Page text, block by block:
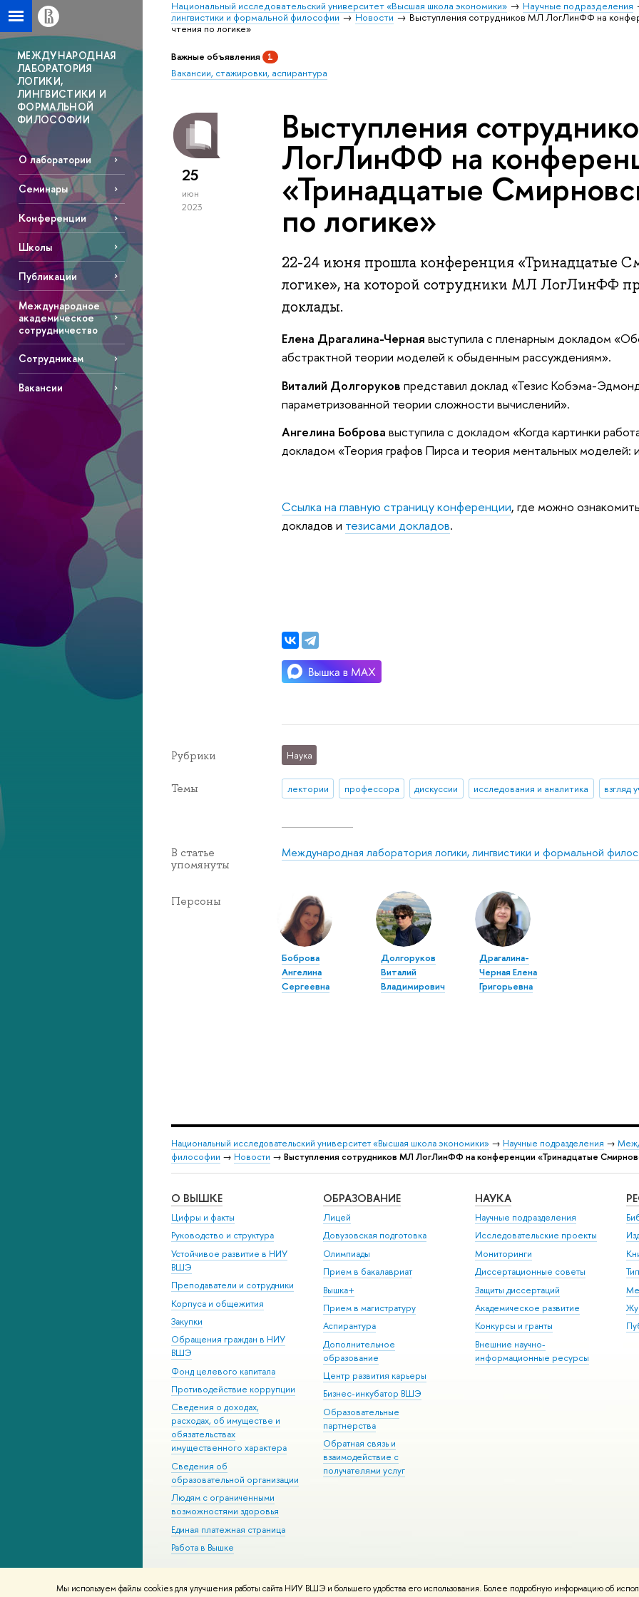
Мы используем файлы cookies для улучшения работы сайта НИУ ВШЭ и большего удобства его использования. Более подробную информацию об
Национальный исследовательский университет «Высшая школа экономики» Научные подразделения
лингвистики и формальной философии
Новости
Выступления сотрудников МЛ ЛогЛинФФ на
чтения по логике»
МЕЖДУНАРОДНАЯ
ЛАБОРАТОРИЯ
ЛОГИКИ,
ЛИНГВИСТИКИ И
ФОРМАЛЬНОЙ
ФИЛОСОФИИ
О лаборатории
Семинары
Конференции
Школы
Публикации
Международное
академическое
сотрудничество
Сотрудникам
Вакансии
Важные объявления 1
Вакансии, стажировки, аспирантура
25
июн
2023
Выступления
ЛогЛинФФ на
«Тринадцатые
по логике»
22-24 июня прошла конференция «Тринадцатые
логике», на которой сотрудники МЛ ЛогЛинФФ
доклады.
Елена Драгалина-Черная выступила с пленарным докладом
абстрактной теории моделей к обыденным рассуждениям».
Виталий Долгоруков представил доклад «Тезис Кобэма-
параметризованной теории сложности вычислений».
Ангелина Боброва выступила с докладом «Когда картинки
докладом «Теория графов Пирса и теория ментальных моделей:
Ссылка на главную страницу конференции, где можно
докладов и тезисами докладов.
Рубрики Наука
Темы лектории профессора дискуссии исследования и аналитика взгляд
В статье
упомянуты
Международная лаборатория логики, лингвистики и формальной
Персоны
Боброва
Ангелина
Сергеевна
Долгоруков
Виталий
Владимирович
Драгалина-
Черная Елена
Григорьевна
Национальный исследовательский университет «Высшая школа экономики» → Научные подразделения →
философии → Новости → Выступления сотрудников МЛ ЛогЛинФФ на конференции «Тринадцатые
О ВЫШКЕ
Цифры и факты
Руководство и структура
Устойчивое развитие в НИУ
ВШЭ
Преподаватели и сотрудники
Корпуса и общежития
Закупки
Обращения граждан в НИУ
ВШЭ
Фонд целевого капитала
Противодействие коррупции
Сведения о доходах,
расходах, об имуществе и
обязательствах
имущественного характера
Сведения об
образовательной организации
Людям с ограниченными
возможностями здоровья
Единая платежная страница
Работа в Вышке
ОБРАЗОВАНИЕ
Лицей
Довузовская подготовка
Олимпиады
Прием в бакалавриат
Вышка+
Прием в магистратуру
Аспирантура
Дополнительное
образование
Центр развития карьеры
Бизнес-инкубатор ВШЭ
Образовательные
партнерства
Обратная связь и
взаимодействие с
получателями услуг
НАУКА
Научные подразделения
Исследовательские проекты
Мониторинги
Диссертационные советы
Защиты диссертаций
Академическое развитие
Конкурсы и гранты
Внешние научно-
информационные ресурсы
© НИУ ВШЭ 1993–2026 Адреса и контакты Условия использования материалов Политика